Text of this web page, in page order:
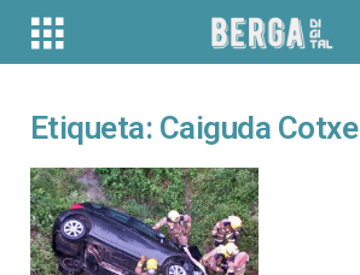
Etiqueta: Caiguda Cotxe